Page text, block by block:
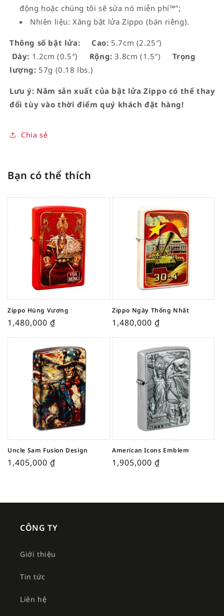
động hoặc chúng tôi sẽ sửa nó miễn phí™”;
Nhiên liệu: Xăng bật lửa Zippo (bán riêng).
Thông số bật lửa: Cao: 5.7cm (2.25″)
Dày: 1.2cm (0.5″) Rộng: 3.8cm (1.5″)
Trọng
lượng: 57g (0.18 lbs.)
Lưu ý: Năm sản xuất của bật lửa Zippo có thể thay
đổi tùy vào thời điểm quý khách đặt hàng!
Chia sẻ
Bạn có thể thích
Zippo Hùng Vương
1,480,000 ₫
Zippo Ngày Thống Nhất
1,480,000 ₫
Uncle Sam Fusion Design
1,405,000 ₫
American Icons Emblem
1,905,000 ₫
CÔNG TY
Giới thiệu
Tin tức
Liên hệ